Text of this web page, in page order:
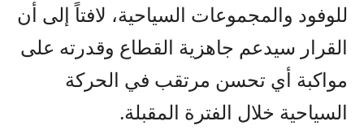
للوفود والمجموعات السياحية، لافتاً إلى أن
القرار سيدعم جاهزية القطاع وقدرته على
مواكبة أي تحسن مرتقب في الحركة
السياحية خلال الفترة المقبلة.